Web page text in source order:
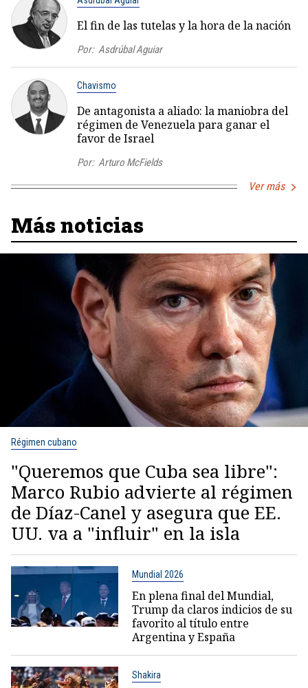
El fin de las tutelas y la hora de la nación
Por: Asdrúbal Aguiar
Chavismo
De antagonista a aliado: la maniobra del
régimen de Venezuela para ganar el
favor de Israel
Por: Arturo McFields
Ver más
Más noticias
Régimen cubano
"Queremos que Cuba sea libre":
Marco Rubio advierte al régimen
de Díaz-Canel y asegura que EE.
UU. va a "influir" en la isla
Mundial 2026
En plena final del Mundial,
Trump da claros indicios de su
favorito al título entre
Argentina y España
Shakira